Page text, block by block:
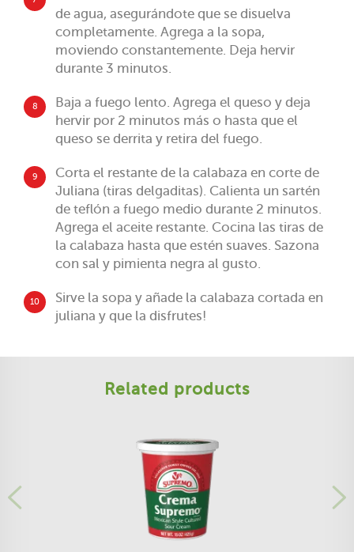
de agua, asegurándote que se disuelva
completamente. Agrega a la sopa,
moviendo constantemente. Deja hervir
durante 3 minutos.
8
Baja a fuego lento. Agrega el queso y deja
hervir por 2 minutos más o hasta que el
queso se derrita y retira del fuego.
9
Corta el restante de la calabaza en corte de
Juliana (tiras delgaditas). Calienta un sartén
de teflón a fuego medio durante 2 minutos.
Agrega el aceite restante. Cocina las tiras de
la calabaza hasta que estén suaves. Sazona
con sal y pimienta negra al gusto.
10
Sirve la sopa y añade la calabaza cortada en
juliana y que la disfrutes!
Related products